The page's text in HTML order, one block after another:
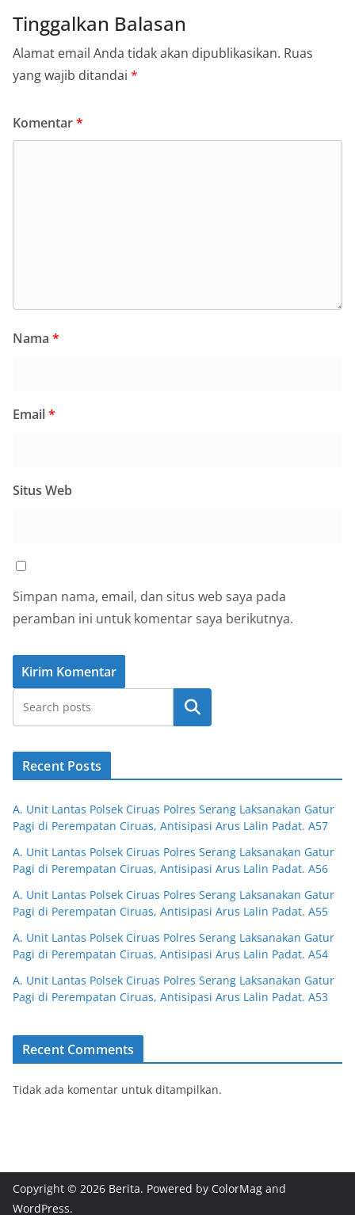
Tinggalkan Balasan
Alamat email Anda tidak akan dipublikasikan. Ruas
yang wajib ditandai *
Komentar*
Nama *
Email*
Situs Web
Simpan nama, email, dan situs web saya pada
peramban ini untuk komentar saya berikutnya.
Cari
Recent Posts
A. Unit Lantas Polsek Ciruas Polres Serang Laksanakan Gatur
Pagi di Perempatan Ciruas, Antisipasi Arus Lalin Padat. A57
A. Unit Lantas Polsek Ciruas Polres Serang Laksanakan Gatur
Pagi di Perempatan Ciruas, Antisipasi Arus Lalin Padat. A56
A. Unit Lantas Polsek Ciruas Polres Serang Laksanakan Gatur
Pagi di Perempatan Ciruas, Antisipasi Arus Lalin Padat. A55
A. Unit Lantas Polsek Ciruas Polres Serang Laksanakan Gatur
Pagi di Perempatan Ciruas, Antisipasi Arus Lalin Padat. A54
A. Unit Lantas Polsek Ciruas Polres Serang Laksanakan Gatur
Pagi di Perempatan Ciruas, Antisipasi Arus Lalin Padat. A53
Recent Comments
Tidak ada komentar untuk ditampilkan.
Copyright © 2026 Berita. Powered by ColorMag and
WordPress.